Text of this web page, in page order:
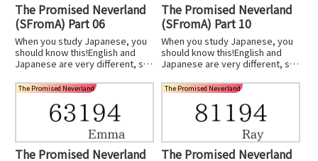
The Promised Neverland
(SFromA) Part 06
When you study Japanese, you
should know this!English and
Japanese are very different, so
The Promised Neverland
(SFromA) Part 10
When you study Japanese, you
should know this!English and
Japanese are very different, so
The Promised Neverland
The Promised Neverland
The Promised Neverland
The Promised Neverland